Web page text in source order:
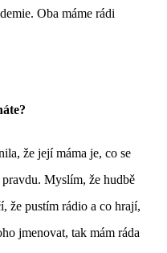
Oba máme rádi
že její máma je, co se
Myslím, že hudbě
že pustím rádio a co hrají,
jmenovat, tak mám ráda